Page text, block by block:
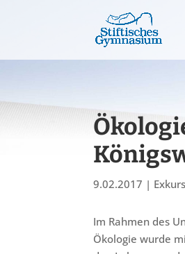
9.02.2017 |
Im Rahmen des
Ökologie wurde